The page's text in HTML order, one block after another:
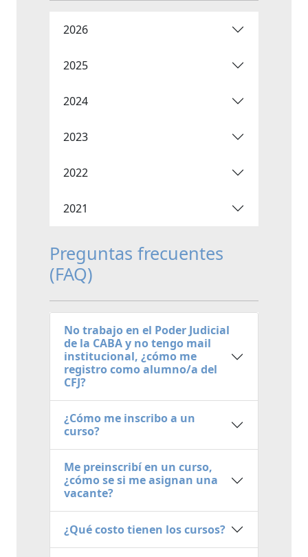
2026
2025
2024
2023
2022
2021
Preguntas frecuentes
(FAQ)
No trabajo en el Poder Judicial
de la CABA y no tengo mail
institucional, ¿cómo me
registro como alumno/a del
CFJ?
¿Cómo me inscribo a un
curso?
Me preinscribí en un curso,
¿cómo se si me asignan una
vacante?
¿Qué costo tienen los cursos?